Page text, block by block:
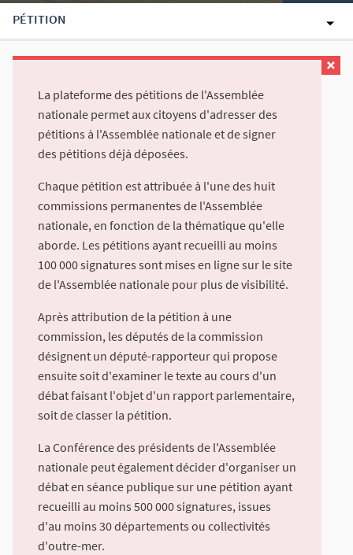
PÉTITION
La plateforme des pétitions de l'Assemblée
nationale permet aux citoyens d'adresser des
pétitions à l'Assemblée nationale et de signer
des pétitions déjà déposées.
Chaque pétition est attribuée à l'une des huit
commissions permanentes de l'Assemblée
nationale, en fonction de la thématique qu'elle
aborde. Les pétitions ayant recueilli au moins
100 000 signatures sont mises en ligne sur le site
de l'Assemblée nationale pour plus de visibilité.
Après attribution de la pétition à une
commission, les députés de la commission
désignent un député-rapporteur qui propose
ensuite soit d'examiner le texte au cours d'un
débat faisant l'objet d'un rapport parlementaire,
soit de classer la pétition.
La Conférence des présidents de l'Assemblée
nationale peut également décider d'organiser un
débat en séance publique sur une pétition ayant
recueilli au moins 500 000 signatures, issues
d'au moins 30 départements ou collectivités
d'outre-mer.